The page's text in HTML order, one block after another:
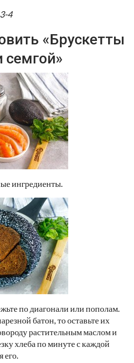
4
«Брускетты
семгой»
ингредиенты.
по диагонали или пополам.
батон, то оставьте их
растительным маслом и
хлеба по минуте с каждой
его.